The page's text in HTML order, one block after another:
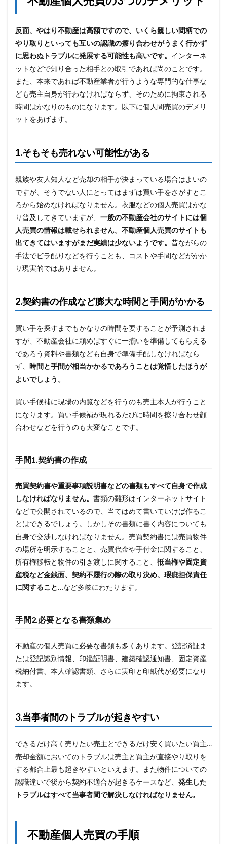
反面、やはり不動産は高額ですので、いくら親しい間柄での
やり取りといっても互いの認識の擦り合わせがうまく行かず
に思わぬトラブルに発展する可能性も高いです。 インターネ
ットなどで知り合った相手との取引であれば尚のことです。
また、本来であれば不動産業者が行うような専門的な仕事な
ども売主自身が行わなければならず、そのために拘束される
時間はかなりのものになります。以下に個人間売買のデメリ
ットをあげます。
1.そもそも売れない可能性がある
親族や友人知人など売却の相手が決まっている場合はよいの
ですが、そうでない人にとってはまずは買い手をさがすとこ
ろから始めなければなりません。衣服などの個人売買はかな
り普及してきていますが、 一般の不動産会社のサイトには個
人売買の情報は載せられません。不動産個人売買のサイトも
出てきてはいますがまだ実績は少ないようです。 昔ながらの
手法でビラ配りなどを行うことも、コストや手間などがかか
り現実的ではありません。
2.契約書の作成など膨大な時間と手間がかかる
買い手を探すまでもかなりの時間を要することが予測されま
すが、不動産会社に頼めばすぐに一揃いを準備してもらえる
であろう資料や書類なども自身で準備手配しなければなら
ず、 時間と手間が相当かかるであろうことは覚悟したほうが
よいでしょう。
買い手候補に現場の内覧などを行うのも売主本人が行うこと
になります。買い手候補が現れるたびに時間を擦り合わせ顔
合わせなどを行うのも大変なことです。
手間1.契約書の作成
売買契約書や重要事項説明書などの書類もすべて自身で作成
しなければなりません。 書類の雛形はインターネットサイト
などで公開されているので、当てはめて書いていけば作るこ
とはできるでしょう。しかしその書類に書く内容についても
自身で交渉しなければなりません。売買契約書には売買物件
の場所を明示することと、売買代金や手付金に関すること、
所有権移転と物件の引き渡しに関すること、 抵当権や固定資
産税など金銭面、契約不履行の際の取り決め、瑕疵担保責任
に関すること…など多岐にわたります。
手間2.必要となる書類集め
不動産の個人売買に必要な書類も多くあります。登記済証ま
たは登記識別情報、印鑑証明書、建築確認通知書、固定資産
税納付書、本人確認書類、さらに実印と印紙代が必要になり
ます。
3.当事者間のトラブルが起きやすい
できるだけ高く売りたい売主とできるだけ安く買いたい買主…
売却金額においてのトラブルは売主と買主が直接やり取りを
する都合上最も起きやすいといえます。また物件についての
認識違いで後から契約不適合が起きるケースなど、 発生した
トラブルはすべて当事者間で解決しなければなりません。
不動産個人売買の手順